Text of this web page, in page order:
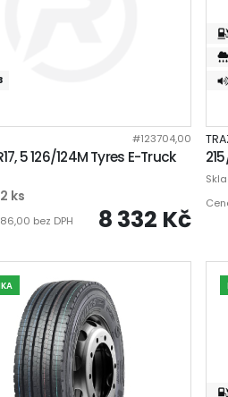
#123704,00
5 126/124M Tyres E-Truck
2 ks
bez DPH 8 332 Kč